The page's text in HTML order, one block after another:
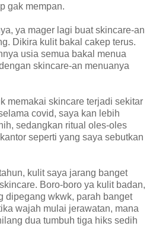
gak mempan.
ya mager lagi buat skincare-an
Dikira kulit bakal cakep terus.
usia semua bakal menua
skincare-an menuanya
memakai skincare terjadi sekitar
covid, saya kan lebih
sedangkan ritual oles-oles
seperti yang saya sebutkan
kulit saya jarang banget
Boro-boro ya kulit badan,
dipegang wkwk, parah banget
wajah mulai jerawatan, mana
dua tumbuh tiga hiks sedih